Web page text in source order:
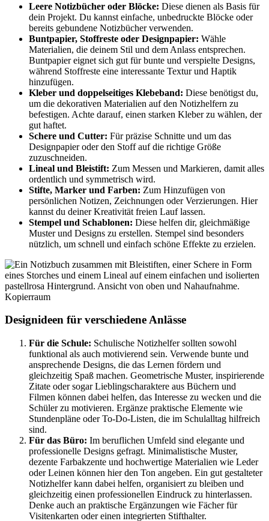
Leere Notizbücher oder Blöcke: Diese dienen als Basis für
dein Projekt. Du kannst einfache, unbedruckte Blöcke oder
bereits gebundene Notizbücher verwenden.
Buntpapier, Stoffreste oder Designpapier: Wähle
Materialien, die deinem Stil und dem Anlass entsprechen.
Buntpapier eignet sich gut für bunte und verspielte Designs,
während Stoffreste eine interessante Textur und Haptik
hinzufügen.
Kleber und doppelseitiges Klebeband: Diese benötigst du,
um die dekorativen Materialien auf den Notizhelfern zu
befestigen. Achte darauf, einen starken Kleber zu wählen, der
gut haftet.
Schere und Cutter: Für präzise Schnitte und um das
Designpapier oder den Stoff auf die richtige Größe
zuzuschneiden.
Lineal und Bleistift: Zum Messen und Markieren, damit alles
ordentlich und symmetrisch wird.
Stifte, Marker und Farben: Zum Hinzufügen von
persönlichen Notizen, Zeichnungen oder Verzierungen. Hier
kannst du deiner Kreativität freien Lauf lassen.
Stempel und Schablonen: Diese helfen dir, gleichmäßige
Muster und Designs zu erstellen. Stempel sind besonders
nützlich, um schnell und einfach schöne Effekte zu erzielen.
Designideen für verschiedene Anlässe
Für die Schule: Schulische Notizhelfer sollten sowohl
funktional als auch motivierend sein. Verwende bunte und
ansprechende Designs, die das Lernen fördern und
gleichzeitig Spaß machen. Geometrische Muster, inspirierende
Zitate oder sogar Lieblingscharaktere aus Büchern und
Filmen können dabei helfen, das Interesse zu wecken und die
Schüler zu motivieren. Ergänze praktische Elemente wie
Stundenpläne oder To-Do-Listen, die im Schulalltag hilfreich
sind.
Für das Büro: Im beruflichen Umfeld sind elegante und
professionelle Designs gefragt. Minimalistische Muster,
dezente Farbakzente und hochwertige Materialien wie Leder
oder Leinen können hier den Ton angeben. Ein gut gestalteter
Notizhelfer kann dabei helfen, organisiert zu bleiben und
gleichzeitig einen professionellen Eindruck zu hinterlassen.
Denke auch an praktische Ergänzungen wie Fächer für
Visitenkarten oder einen integrierten Stifthalter.